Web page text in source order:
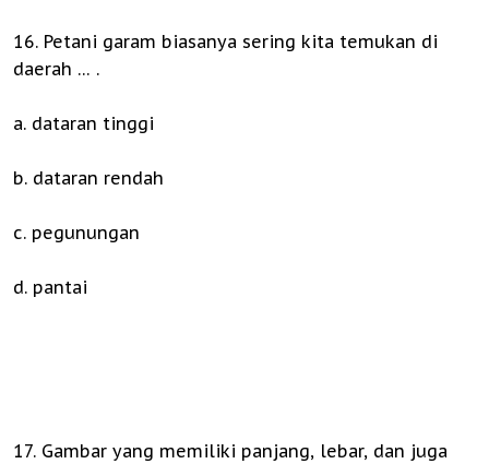
16. Petani garam biasanya sering kita temukan di
daerah … .
a. dataran tinggi
b. dataran rendah
c. pegunungan
d. pantai
17. Gambar yang memiliki panjang, lebar, dan juga